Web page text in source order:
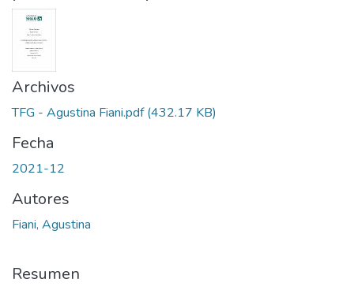
Archivos
TFG - Agustina Fiani.pdf(432.17 KB)
Fecha
2021-12
Autores
Fiani, Agustina
Resumen